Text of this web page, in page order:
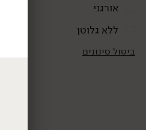
אורגני
ללא גלוטן
ביטול סינונים